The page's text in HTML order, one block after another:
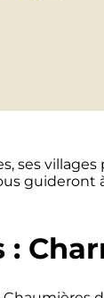
ses
guideront